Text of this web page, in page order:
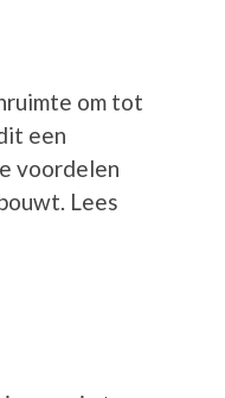
om tot
een
voordelen
Lees